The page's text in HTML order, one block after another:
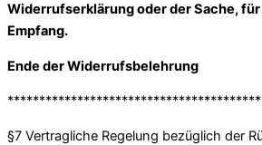
Widerrufserklärung oder der Sache,
Empfang.
Ende der Widerrufsbelehrung
§7 Vertragliche Regelung bezüglich der